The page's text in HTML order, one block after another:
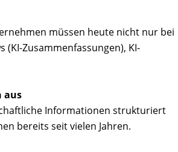
müssen heute nicht nur bei
Zusammenfassungen), KI-
aus
Informationen strukturiert
bereits seit vielen Jahren.